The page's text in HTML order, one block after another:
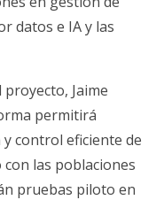
datos e IA y las
Jaime
permitirá
control eficiente de
las poblaciones
pruebas piloto en